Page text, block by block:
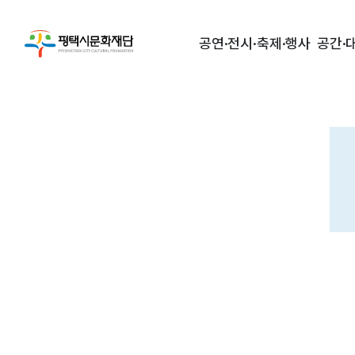
공연·전시·축제·행사 공간·